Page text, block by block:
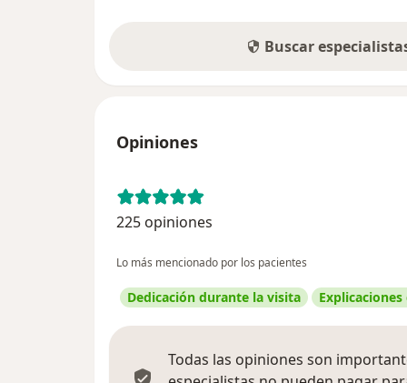
Buscar
Opiniones
225 opiniones
Lo más mencionado por los pacientes
Dedicación durante la visita
Todas las opiniones son